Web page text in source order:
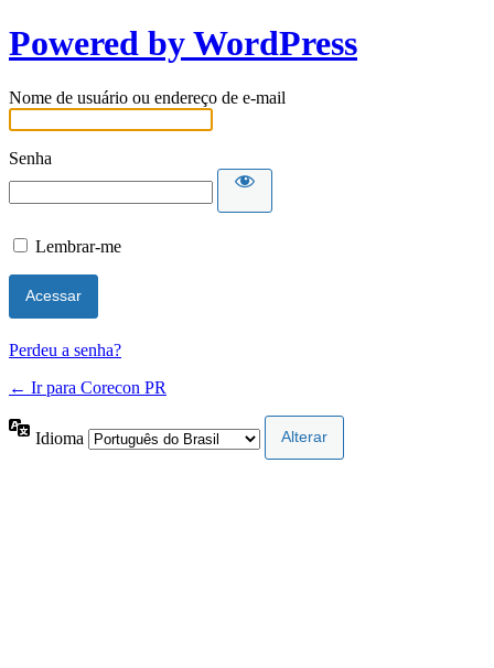
Powered by WordPress
Nome de usuário ou endereço de e-mail
Senha
Lembrar-me
Perdeu a senha?
← Ir para Corecon PR
Idioma